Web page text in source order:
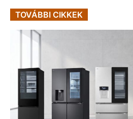
TOVÁBBI CIKKEK